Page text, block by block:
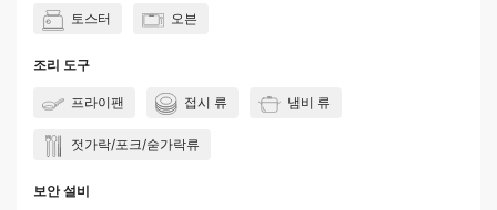
토스터 오븐
조리 도구
프라이팬 접시 류 냄비 류
젓가락/포크/숟가락류
보안 설비